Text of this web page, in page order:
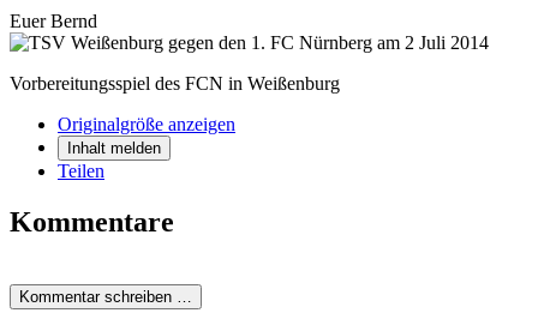
Euer Bernd
Vorbereitungsspiel des FCN in Weißenburg
Originalgröße anzeigen
Inhalt melden
Teilen
Kommentare
Kommentar schreiben …